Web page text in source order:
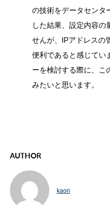
の技術をデータセンタ
した結果、設定内容の
せんが、IPアドレスの
便利であると感じてい
ーを検討する際に、こ
みたいと思います。
AUTHOR
kaori